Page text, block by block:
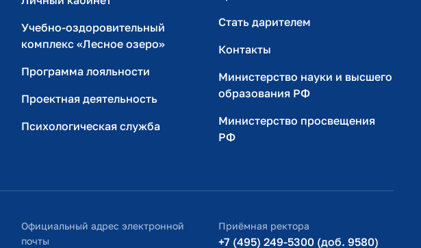
Учебно-оздоровительный
комплекс «Лесное озеро»
Программа лояльности
Проектная деятельность
Психологическая служба
Стать дарителем
Контакты
Министерство науки и высшего
образования РФ
Министерство просвещения
РФ
Официальный адрес электронной
почты
Приёмная ректора
+7 (495) 249-5300 (доб. 9580)